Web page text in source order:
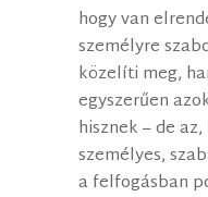
hogy van
személyre
közelíti meg,
egyszerűen
hisznek – de
személyes,
a felfogásban